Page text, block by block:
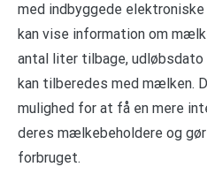
med indbyggede
kan vise information om
antal liter tilbage,
kan tilberedes med mælken.
mulighed for at få en mere
deres mælkebeholdere og
forbruget.